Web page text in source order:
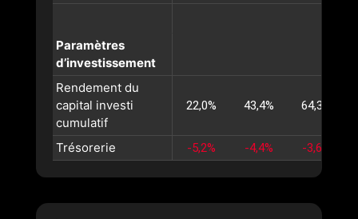
Paramètres
d’investissement
Rendement du
capital investi
cumulatif
22,0% 43,4% 64,3%
Trésorerie -5,2% -4,4% -3,6%